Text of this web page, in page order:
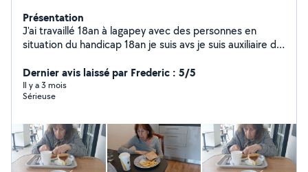
Présentation
J'ai travaillé 18an à lagapey avec des personnes en
situation du handicap 18an je suis avs je suis auxiliaire de
passer en priorité les demande des personnes qui on
chaque sa pathologie et je m'adapte à tout et je suis
très attentif et vielle au bien êtres des personnes âgées
Dernier avis laissé par Frederic : 5/5
Il y a 3 mois
Sérieuse